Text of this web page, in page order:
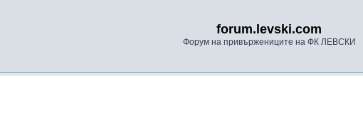
forum.levski.com
Форум на привържениците на ФК ЛЕВСКИ